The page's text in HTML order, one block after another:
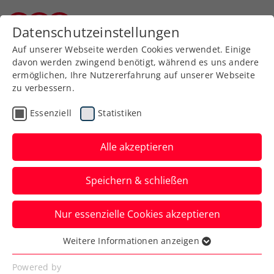
Zurück zur Newsübersicht
Turniere
ITF-Jugend-Freiluftserie
startet mit Heimtriumph
für Szerencsits in
Güssing
Das ÖTV-Talent ließ sich bei seinem
Heimturnier in Güssing von nichts und
niemandem aus der Ruhe bringen.
Datenschutzeinstellungen
Auf unserer Webseite werden Cookies verwendet. Einige
davon werden zwingend benötigt, während es uns andere
ermöglichen, Ihre Nutzererfahrung auf unserer Webseite
zu verbessern.
Essenziell Statistiken
Alle akzeptieren
Speichern & schließen
Nur essenzielle Cookies akzeptieren
Essenziell
Essenzielle Cookies werden für grundlegende
Weitere Informationen anzeigen
Powered by